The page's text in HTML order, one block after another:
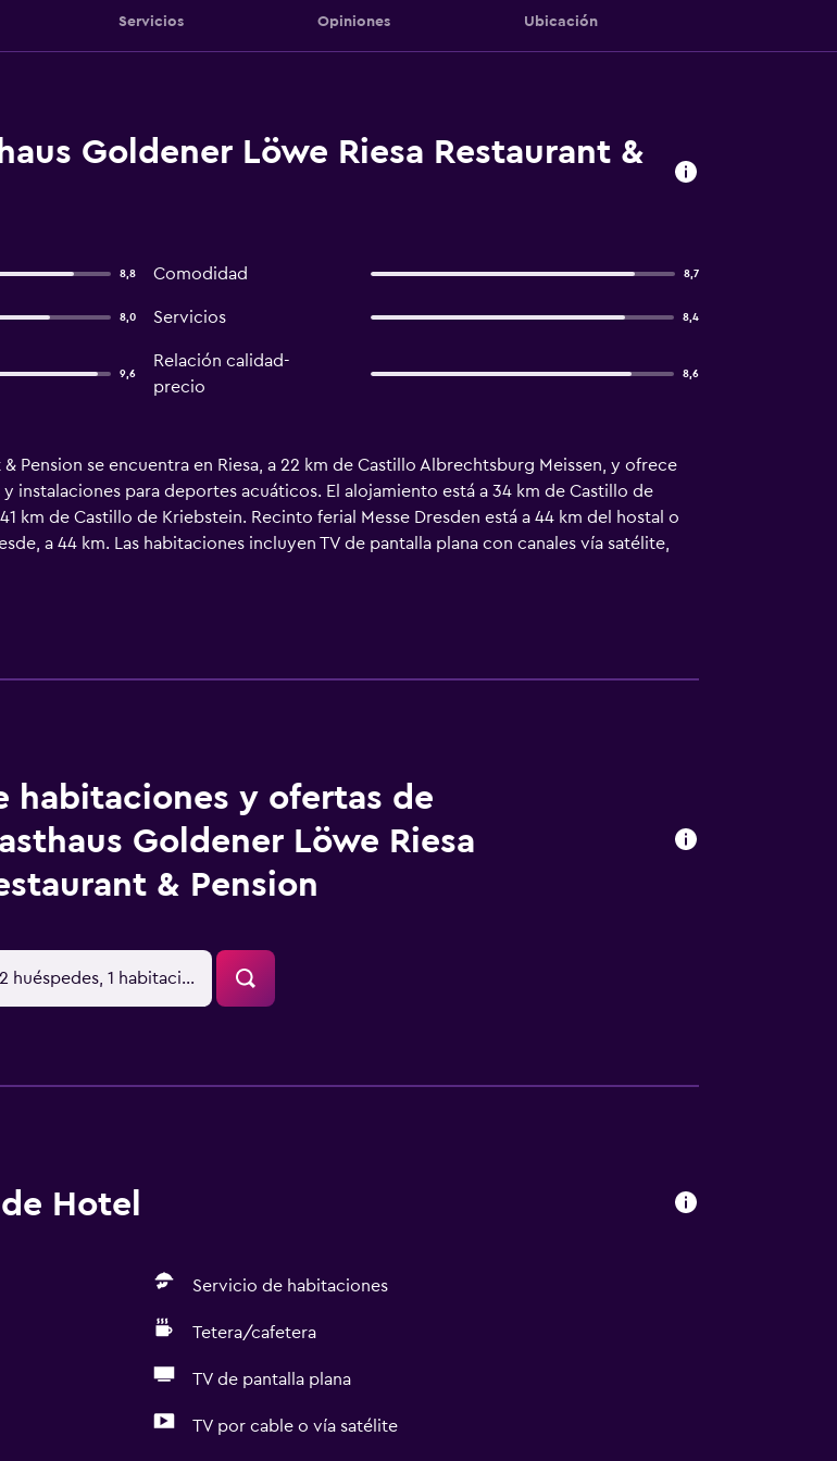
Servicios Opiniones Ubicación
Goldener Löwe Riesa Restaurant &
8,8 Comodidad 8,7
8,0 Servicios 8,4
9,6
Relación calidad-
precio
8,6
Pension se encuentra en Riesa, a 22 km de Castillo Albrechtsburg Meissen, y ofrece
instalaciones para deportes acuáticos. El alojamiento está a 34 km de Castillo de
km de Castillo de Kriebstein. Recinto ferial Messe Dresden está a 44 km del hostal o
a 44 km. Las habitaciones incluyen TV de pantalla plana con canales vía satélite,
Todas las habitaciones incluyen baño privado, secador de pelo y ropa de
y alrededores, como ciclismo. Zwinger está a 44 km del alojamiento, y Bóveda
habitaciones y ofertas de
Goldener Löwe Riesa
& Pension
2 huéspedes, 1 habitación
Hotel
Servicio de habitaciones
Tetera/cafetera
TV de pantalla plana
TV por cable o vía satélite